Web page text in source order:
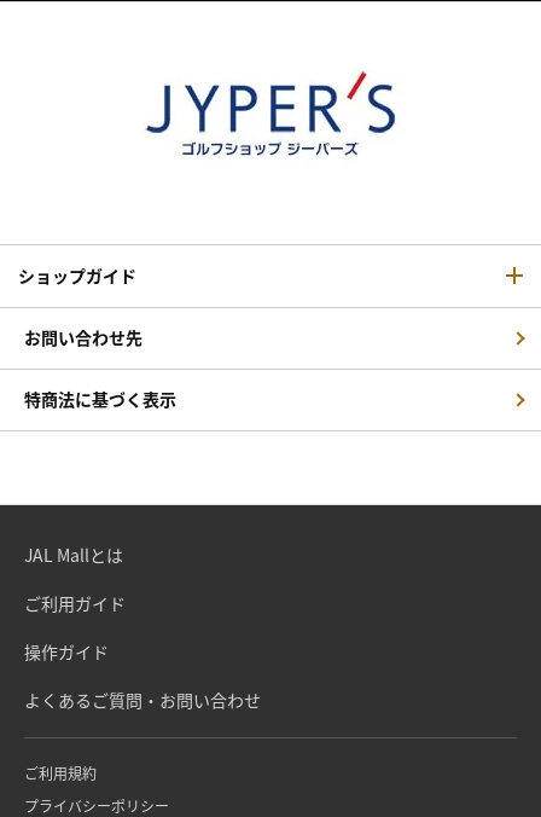
ショップガイド
お問い合わせ先
特商法に基づく表示
JAL Mallとは
ご利用ガイド
操作ガイド
よくあるご質問・お問い合わせ
ご利用規約
プライバシーポリシー